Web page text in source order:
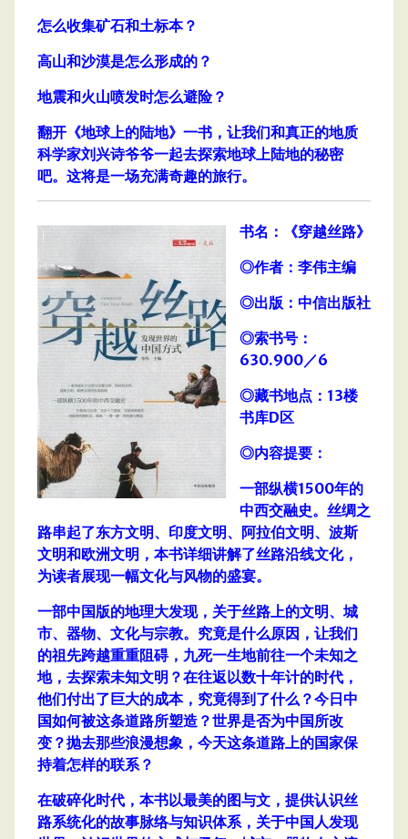
怎么收集矿石和土标本？
高山和沙漠是怎么形成的？
地震和火山喷发时怎么避险？
翻开《地球上的陆地》一书，让我们和真正的地质
科学家刘兴诗爷爷一起去探索地球上陆地的秘密
吧。这将是一场充满奇趣的旅行。
书名：《穿越丝路》
◎作者：李伟主编
◎出版：中信出版社
◎索书号：
630.900／6
◎藏书地点：13楼
书库D区
◎内容提要：
一部纵横1500年的
中西交融史。丝绸之
路串起了东方文明、印度文明、阿拉伯文明、波斯
文明和欧洲文明，本书详细讲解了丝路沿线文化，
为读者展现一幅文化与风物的盛宴。
一部中国版的地理大发现，关于丝路上的文明、城
市、器物、文化与宗教。究竟是什么原因，让我们
的祖先跨越重重阻碍，九死一生地前往一个未知之
地，去探索未知文明？在往返以数十年计的时代，
他们付出了巨大的成本，究竟得到了什么？今日中
国如何被这条道路所塑造？世界是否为中国所改
变？抛去那些浪漫想象，今天这条道路上的国家保
持着怎样的联系？
在破碎化时代，本书以最美的图与文，提供认识丝
路系统化的故事脉络与知识体系，关于中国人发现